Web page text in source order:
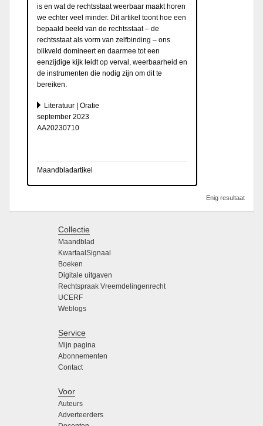
is en wat de rechtsstaat weerbaar maakt horen
we echter veel minder. Dit artikel toont hoe een
bepaald beeld van de rechtsstaat – de
rechtsstaat als vorm van zelfbinding – ons
blikveld domineert en daarmee tot een
eenzijdige kijk leidt op verval, weerbaarheid en
de instrumenten die nodig zijn om dit te
bereiken.
Literatuur | Oratie
september 2023
AA20230710
Maandbladartikel
Enig resultaat
Collectie
Maandblad
KwartaalSignaal
Boeken
Digitale uitgaven
Rechtspraak Vreemdelingenrecht
UCERF
Weblogs
Service
Mijn pagina
Abonnementen
Contact
Voor
Auteurs
Adverteerders